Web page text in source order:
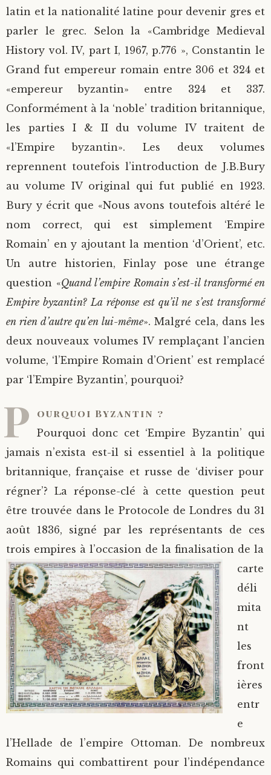
latin et la nationalité latine pour devenir gres et
parler le grec. Selon la «Cambridge Medieval
History vol. IV, part I, 1967, p.776 », Constantin le
Grand fut empereur romain entre 306 et 324 et
«empereur byzantin» entre 324 et 337.
Conformément à la ‘noble’ tradition britannique,
les parties I & II du volume IV traitent de
«l’Empire byzantin». Les deux volumes
reprennent toutefois l’introduction de J.B.Bury
au volume IV original qui fut publié en 1923.
Bury y écrit que «Nous avons toutefois altéré le
nom correct, qui est simplement ‘Empire
Romain’ en y ajoutant la mention ‘d’Orient’, etc.
Un autre historien, Finlay pose une étrange
question «Quand l’empire Romain s’est-il transformé en
Empire byzantin? La réponse est qu’il ne s’est transformé
en rien d’autre qu’en lui-même». Malgré cela, dans les
deux nouveaux volumes IV remplaçant l’ancien
volume, ‘l’Empire Romain d’Orient’ est remplacé
par ‘l’Empire Byzantin’, pourquoi?
P ourquoi Byzantin ?
Pourquoi donc cet ‘Empire Byzantin’ qui
jamais n’exista est-il si essentiel à la politique
britannique, française et russe de ‘diviser pour
régner’? La réponse-clé à cette question peut
être trouvée dans le Protocole de Londres du 31
août 1836, signé par les représentants de ces
trois empires à l’occasion de la finalisation de la
carte
déli
mita
nt
les
front
ières
entr
e
l’Hellade de l’empire Ottoman. De nombreux
Romains qui combattirent pour l’indépendance